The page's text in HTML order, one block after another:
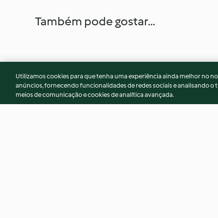
Também pode gostar...
Utilizamos cookies para que tenha uma experiência ainda melhor no
anúncios, fornecendo funcionalidades de redes sociais e analisando o
meios de comunicação e cookies de analítica avançada.